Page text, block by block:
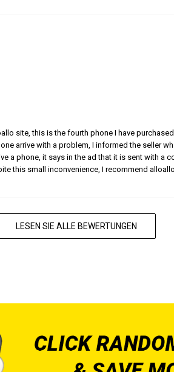
site, this is the fourth phone I have
arrive with a problem, I informed the seller
a phone, it says in the ad that it is sent with a
this small inconvenience, I recommend
LESEN SIE ALLE BEWERTUNGEN